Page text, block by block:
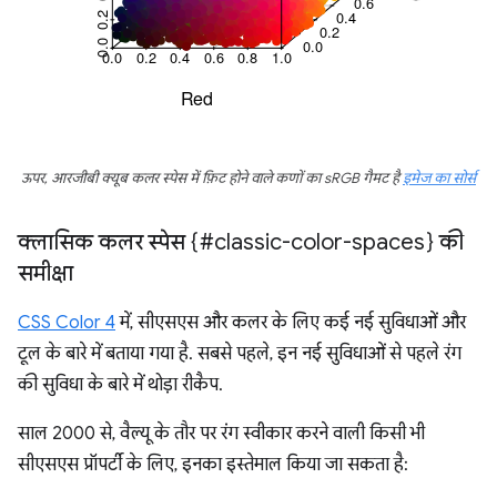
ऊपर, आरजीबी क्यूब कलर स्पेस में फ़िट होने वाले कणों का sRGB गैमट हैइमेज का सोर्स
क्लासिक कलर स्पेस {#classic-color-spaces} की
समीक्षा
CSS Color 4में, सीएसएस और कलर के लिए कई नई सुविधाओं और
टूल के बारे में बताया गया है. सबसे पहले, इन नई सुविधाओं से पहले रंग
की सुविधा के बारे में थोड़ा रीकैप.
साल 2000 से, वैल्यू के तौर पर रंग स्वीकार करने वाली किसी भी
सीएसएस प्रॉपर्टी के लिए, इनका इस्तेमाल किया जा सकता है: